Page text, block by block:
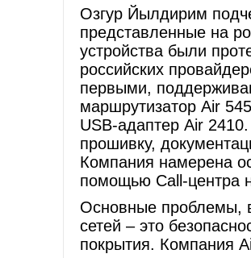
Озгур Йылдирим
представленные на
устройства были
российских
первыми,
маршрутизатор Air
USB-адаптер Air
прошивку,
Компания намерена
помощью Call-центра
Основные проблемы,
сетей – это
покрытия. Компания